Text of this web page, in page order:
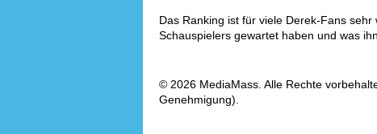
Das Ranking ist für viele Derek-Fans
Schauspielers gewartet haben und was
© 2026 MediaMass. Alle Rechte
Genehmigung).